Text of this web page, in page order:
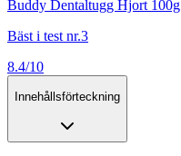
Buddy Dentaltugg Hjort 100g
Bäst i test nr.3
8.4/10
Innehållsförteckning